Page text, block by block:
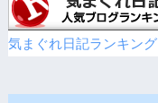
気まぐれ日記ランキング